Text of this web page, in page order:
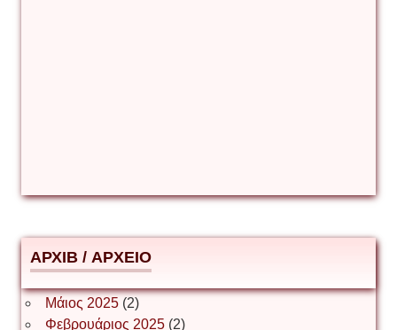
Δημήτριος Ζακοντινός
ΕΥΑΓΓΕΛΟΣ ΜΩΚΟΣ
АРХІВ / ΑΡΧΕΙΟ
Μάιος 2025(2)
Φεβρουάριος 2025(2)